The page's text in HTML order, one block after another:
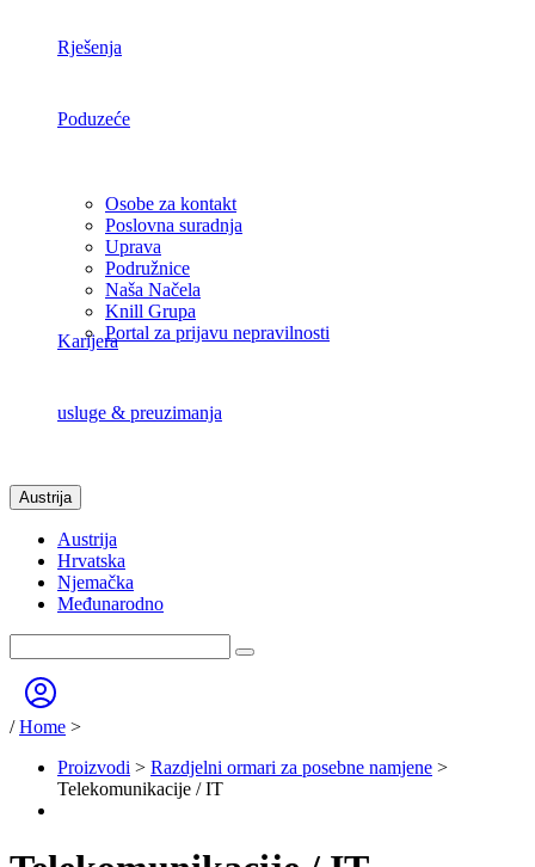
Rješenja
Poduzeće
Osobe za kontakt
Poslovna suradnja
Uprava
Podružnice
Naša Načela
Knill Grupa
Portal za prijavu nepravilnosti
Karijera
usluge & preuzimanja
Austrija
Austrija
Hrvatska
Njemačka
Međunarodno
/Home >
Proizvodi > Razdjelni ormari za posebne namjene >
Telekomunikacije / IT